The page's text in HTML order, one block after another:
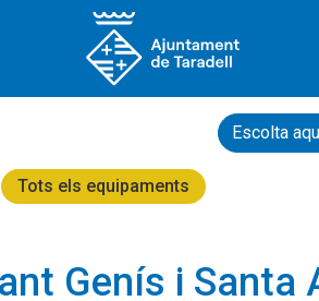
Escolta
Tots els equipaments
Genís i Santa